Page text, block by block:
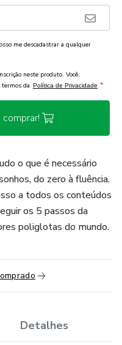
me descadastrar a qualquer
neste produto. Você,
da Política de Privacidade *
o que é necessário
do zero à fluência.
a todos os conteúdos
os 5 passos da
poliglotas do mundo.
Detalhes